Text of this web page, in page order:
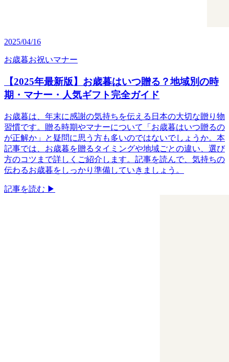
2025/04/16
お歳暮お祝いマナー
【2025年最新版】お歳暮はいつ贈る？地域別の時
期・マナー・人気ギフト完全ガイド
お歳暮は、年末に感謝の気持ちを伝える日本の大切な贈り物
習慣です。贈る時期やマナーについて「お歳暮はいつ贈るの
が正解か」と疑問に思う方も多いのではないでしょうか。本
記事では、お歳暮を贈るタイミングや地域ごとの違い、選び
方のコツまで詳しくご紹介します。記事を読んで、気持ちの
伝わるお歳暮をしっかり準備していきましょう。
記事を読む ▶